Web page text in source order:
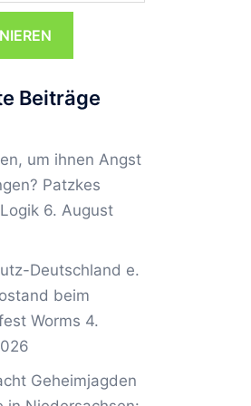
Beiträge
um ihnen Angst
Patzkes
6. August
Deutschland e.
beim
Worms 4.
Geheimjagden